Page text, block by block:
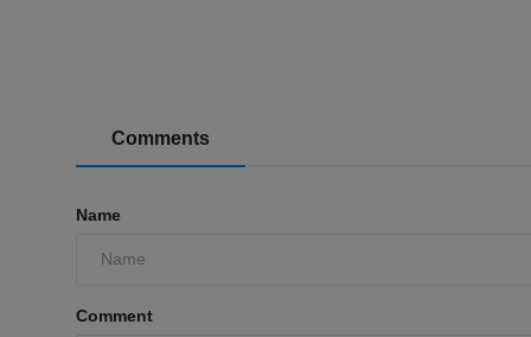
Comments
Name
Comment